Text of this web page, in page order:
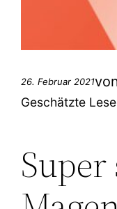
26. Februar 2021
Geschätzte